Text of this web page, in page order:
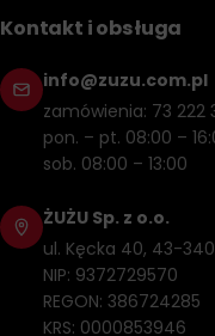
Kontakt i obsługa
info@zuzu.com.pl
zamówienia: 73 222
pon. – pt. 08:00 –
sob. 08:00 – 13:00
ŻUŻU Sp. z o.o.
ul. Kęcka 40, 43-
NIP: 9372729570
REGON: 386724285
KRS: 0000853946